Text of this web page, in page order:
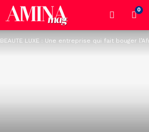
0
BEAUTE LUXE : Une entreprise qui fait bouger